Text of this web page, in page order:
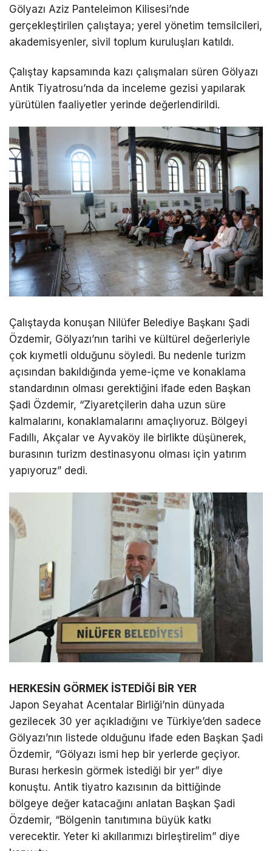
Gölyazı Aziz Panteleimon Kilisesi’nde
gerçekleştirilen çalıştaya; yerel yönetim temsilcileri,
akademisyenler, sivil toplum kuruluşları katıldı.
Çalıştay kapsamında kazı çalışmaları süren Gölyazı
Antik Tiyatrosu’nda da inceleme gezisi yapılarak
yürütülen faaliyetler yerinde değerlendirildi.
Çalıştayda konuşan Nilüfer Belediye Başkanı Şadi
Özdemir, Gölyazı’nın tarihi ve kültürel değerleriyle
çok kıymetli olduğunu söyledi. Bu nedenle turizm
açısından bakıldığında yeme-içme ve konaklama
standardının olması gerektiğini ifade eden Başkan
Şadi Özdemir, “Ziyaretçilerin daha uzun süre
kalmalarını, konaklamalarını amaçlıyoruz. Bölgeyi
Fadıllı, Akçalar ve Ayvaköy ile birlikte düşünerek,
burasının turizm destinasyonu olması için yatırım
yapıyoruz” dedi.
HERKESİN GÖRMEK İSTEDİĞİ BİR YER
Japon Seyahat Acentalar Birliği’nin dünyada
gezilecek 30 yer açıkladığını ve Türkiye’den sadece
Gölyazı’nın listede olduğunu ifade eden Başkan Şadi
Özdemir, “Gölyazı ismi hep bir yerlerde geçiyor.
Burası herkesin görmek istediği bir yer” diye
konuştu. Antik tiyatro kazısının da bittiğinde
bölgeye değer katacağını anlatan Başkan Şadi
Özdemir, “Bölgenin tanıtımına büyük katkı
verecektir. Yeter ki akıllarımızı birleştirelim” diye